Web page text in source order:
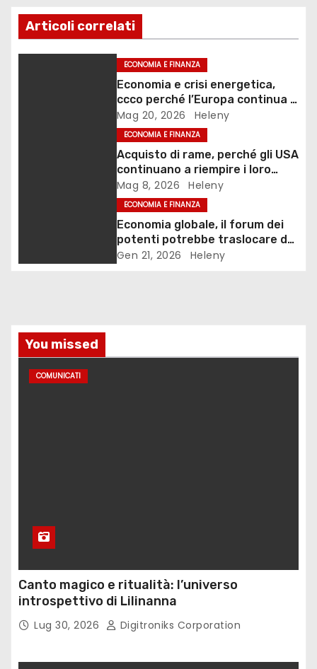
o
c
i
Articoli correlati
ECONOMIA E FINANZA
Economia e crisi energetica,
ccco perché l’Europa continua a
fallire le risposte
Mag 20, 2026 Heleny
ECONOMIA E FINANZA
Acquisto di rame, perché gli USA
continuano a riempire i loro
magazzini?
Mag 8, 2026 Heleny
ECONOMIA E FINANZA
Economia globale, il forum dei
potenti potrebbe traslocare da
Davos
Gen 21, 2026 Heleny
You missed
COMUNICATI
Canto magico e ritualità: l’universo
introspettivo di Lilinanna
Lug 30, 2026 Digitroniks Corporation